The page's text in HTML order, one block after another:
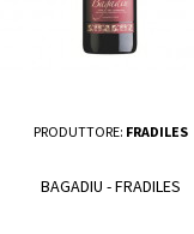
PRODUTTORE: FRADILES
BAGADIU - FRADILES